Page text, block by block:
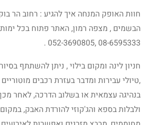
הבשמים , מצפה רמון, האתר פתוח בכל
08-6595333 ,052-3690805 .
חניון לינה ומקום בילוי , ניתן להשתתף
,טיולי עבירות ומדבר בעזרת רכבים
בנהיגה עצמאית או בשלוב הדרכה, לאחר
ולבלות בספא והג'קוזי להורדת האבק,